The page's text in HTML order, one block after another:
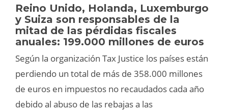
Reino Unido, Holanda, Luxemburgo
y Suiza son responsables de la
mitad de las pérdidas fiscales
anuales: 199.000 millones de euros
Según la organización Tax Justice los países están
perdiendo un total de más de 358.000 millones
de euros en impuestos no recaudados cada año
debido al abuso de las rebajas a las